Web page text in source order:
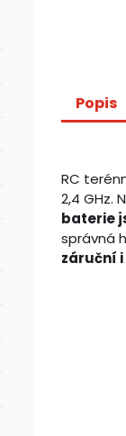
Popis
RC
2,4 GHz.
baterie
správná
záruční